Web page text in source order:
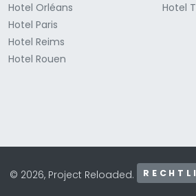
Hotel Orléans
Hotel Paris
Hotel Reims
Hotel Rouen
Hotel
© 2026, Project Reloaded.